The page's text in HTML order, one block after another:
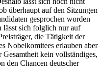
überhaupt auf den Sitzungen
gesprochen worden
lässt sich folglich nur auf
die Tätigkeit der
Nobelkomitees erlauben aber
kein vollständiges,
den Chancen deutscher